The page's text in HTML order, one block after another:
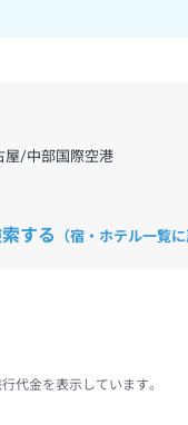
/中部国際空港
する （宿・ホテル一覧に
代金を表示しています。